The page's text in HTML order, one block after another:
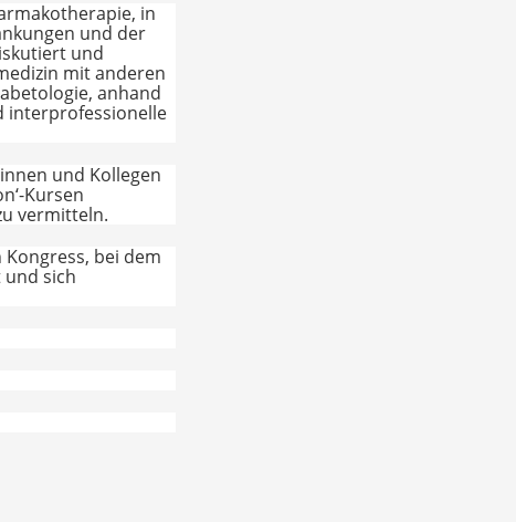
in
und der
und
mit anderen
anhand
interprofessionelle
und Kollegen
Kursen
vermitteln.
bei dem
und sich